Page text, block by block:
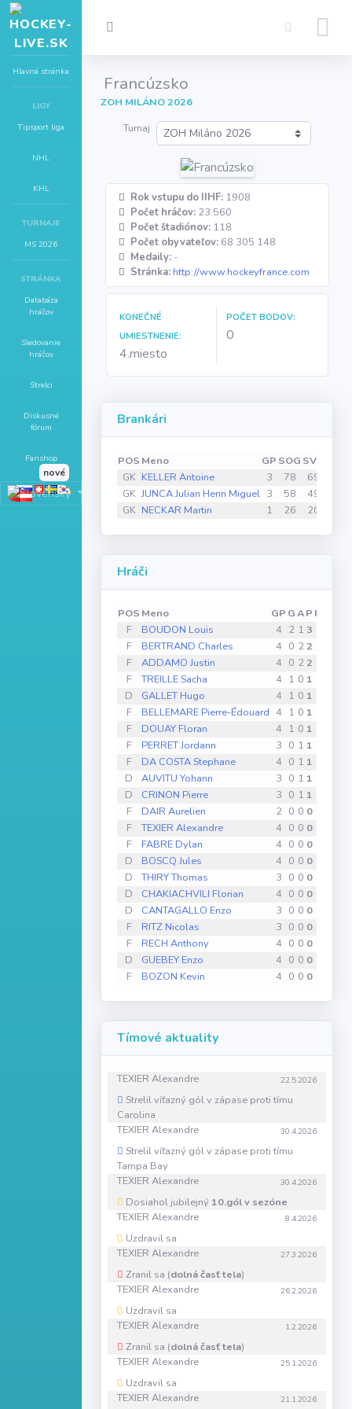
Hlavná stránka
LIGY
Tipsport liga
NHL
KHL
TURNAJE
MS 2026
STRÁNKA
Databáza
hráčov
Sledovanie
hráčov
Strelci
Diskusné
fórum
Fanshop
nové
Francúzsko
ZOH MILÁNO 2026
Turnaj
Rok vstupu do IIHF:1908
Počet hráčov:23 560
Počet štadiónov:118
Počet obyvateľov:68 305 148
Medaily:-
Stránka: http://www.hockeyfrance.com
KONEČNÉ
UMIESTNENIE:
4.miesto
POČET BODOV:
0
Brankári
POS Meno GP SOG SVS
GK KELLER Antoine 3 78 69
GK JUNCA Julian Henri Miguel 3 58 49
GK NECKAR Martin 1 26 20
Hráči
POS Meno GP GAP PIM
F
BOUDON Louis 4 2 1 3
F
BERTRAND Charles 4 0 2 2
F
ADDAMO Justin 4 0 2 2
F
TREILLE Sacha 4 1 0 1
D
GALLET Hugo 4 1 0 1
F
BELLEMARE Pierre-Édouard 4 1 0 1
F
DOUAY Floran 4 1 0 1
F
PERRET Jordann 3 0 1 1
F
DA COSTA Stephane 4 0 1 1
D
AUVITU Yohann 3 0 1 1
D
CRINON Pierre 3 0 1 1
F
DAIR Aurelien 2 0 0 0
F
TEXIER Alexandre 4 0 0 0
F
FABRE Dylan 4 0 0 0
D
BOSCQ Jules 4 0 0 0
D
THIRY Thomas 3 0 0 0
D
CHAKIACHVILI Florian 4 0 0 0
D
CANTAGALLO Enzo 3 0 0 0
F
RITZ Nicolas 3 0 0 0
F
RECH Anthony 4 0 0 0
D
GUEBEY Enzo 4 0 0 0
F
BOZON Kevin 4 0 0 0
Tímové aktuality
22.5.2026
TEXIER Alexandre
Strelil víťazný gól v zápase proti tímu
Carolina
30.4.2026
TEXIER Alexandre
Strelil víťazný gól v zápase proti tímu
Tampa Bay
30.4.2026
TEXIER Alexandre
Dosiahol jubilejný 10.gól v sezóne
8.4.2026
TEXIER Alexandre
Uzdravil sa
27.3.2026
TEXIER Alexandre
Zranil sa (dolná časť tela)
26.2.2026
TEXIER Alexandre
Uzdravil sa
1.2.2026
TEXIER Alexandre
Zranil sa (dolná časť tela)
25.1.2026
TEXIER Alexandre
Uzdravil sa
21.1.2026
TEXIER Alexandre